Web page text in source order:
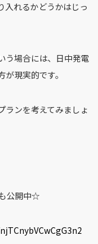
入れるかどうかはじっ
う場合には、日中発電
現実的です。
ランを考えてみましょ
公開中☆